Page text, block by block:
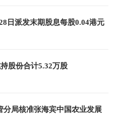
日派发末期股息每股0.04港元
股份合计5.32万股
分局核准张海宾中国农业发展